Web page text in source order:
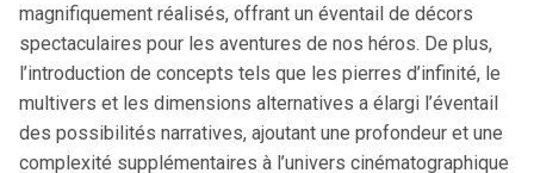
magnifiquement réalisés, offrant un éventail de décors
spectaculaires pour les aventures de nos héros. De plus,
l’introduction de concepts tels que les pierres d’infinité, le
multivers et les dimensions alternatives a élargi l’éventail
des possibilités narratives, ajoutant une profondeur et une
complexité supplémentaires à l’univers cinématographique